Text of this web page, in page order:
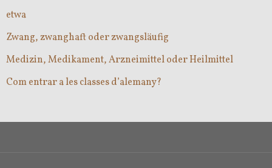
etwa
Zwang, zwanghaft oder zwangsläufig
Medizin, Medikament, Arzneimittel oder Heilmittel
Com entrar a les classes d’alemany?